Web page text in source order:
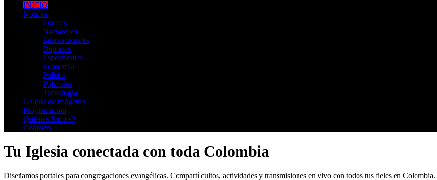
INICIO
Noticias
Locales
Nacionales
Internacionales
Deportes
Espectaculos
Economia
Politica
Policiales
Tecnologia
Galería de imágenes
Programación
Quienes Somos?
Contacto
Tu Iglesia conectada con toda Colombia
Diseñamos portales para congregaciones evangélicas. Compartí cultos, actividades y transmisiones en vivo con todos tus fieles en Colombia.